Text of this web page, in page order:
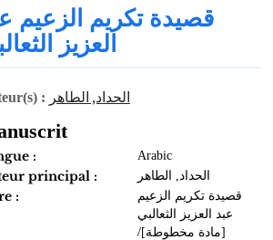
قصيدة تكريم الزعيم
العزيز
: الحداد, الطاهر‏
: Arabic
principal : الحداد, الطاهر‏
:
قصيدة تكريم الزعيم
عبد العزيز الثعالبي
[مادة مخطوطة]/